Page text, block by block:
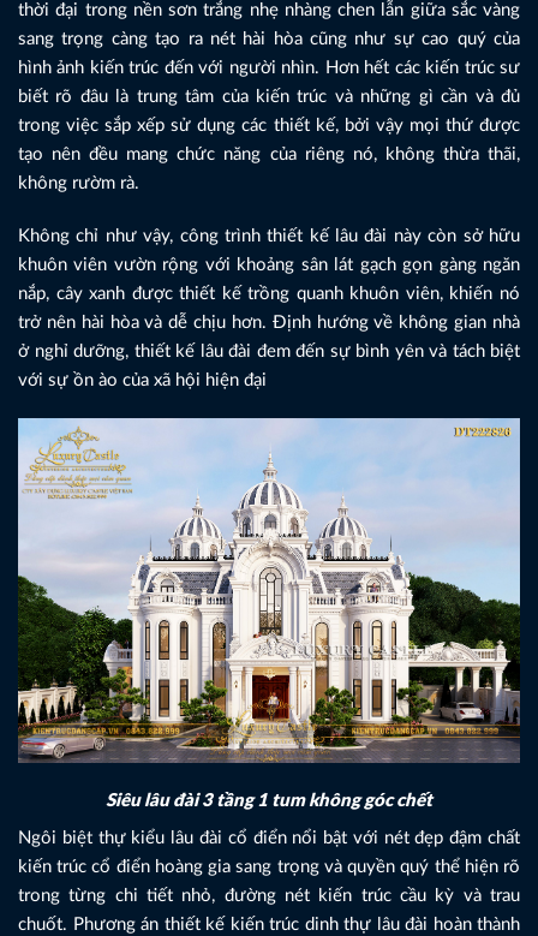
thời đại trong nền sơn trắng nhẹ nhàng chen lẫn giữa sắc vàng
sang trọng càng tạo ra nét hài hòa cũng như sự cao quý của
hình ảnh kiến trúc đến với người nhìn. Hơn hết các kiến trúc sư
biết rõ đâu là trung tâm của kiến trúc và những gì cần và đủ
trong việc sắp xếp sử dụng các thiết kế, bởi vậy mọi thứ được
tạo nên đều mang chức năng của riêng nó, không thừa thãi,
không rườm rà.
Không chỉ như vậy, công trình thiết kế lâu đài này còn sở hữu
khuôn viên vườn rộng với khoảng sân lát gạch gọn gàng ngăn
nắp, cây xanh được thiết kế trồng quanh khuôn viên, khiến nó
trở nên hài hòa và dễ chịu hơn. Định hướng về không gian nhà
ở nghỉ dưỡng, thiết kế lâu đài đem đến sự bình yên và tách biệt
với sự ồn ào của xã hội hiện đại
Siêu lâu đài 3 tầng 1 tum không góc chết
Ngôi biệt thự kiểu lâu đài cổ điển nổi bật với nét đẹp đậm chất
kiến trúc cổ điển hoàng gia sang trọng và quyền quý thể hiện rõ
trong từng chi tiết nhỏ, đường nét kiến trúc cầu kỳ và trau
chuốt. Phương án thiết kế kiến trúc dinh thự lâu đài hoàn thành